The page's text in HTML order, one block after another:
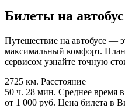
Билеты на
Путешествие на автобусе —
максимальный комфорт.
сервисом узнайте точную
2725 км. Расстояние
50 ч. 28 мин. Среднее время
от 1 000 руб. Цена билета в